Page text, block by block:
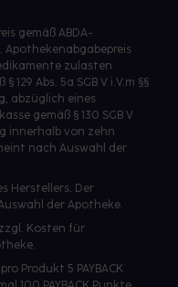
gemäß ABDA-
Apothekenabgabepreis
zulasten
Abs. 5a SGB V i.V.m §§
abzüglich eines
gemäß § 130 SGB V
innerhalb von zehn
nach Auswahl der
Herstellers. Der
der Apotheke.
Kosten für
Produkt 5 PAYBACK